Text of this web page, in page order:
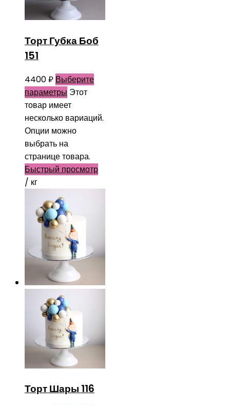
Торт Губка Боб
151
4400₽ Выберите
параметры Этот
товар имеет
несколько вариаций.
Опции можно
выбрать на
странице товара.
Быстрый просмотр
/ кг
Торт Шары 116